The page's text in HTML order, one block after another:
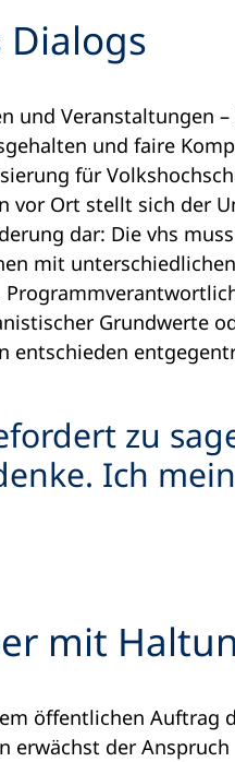
Dialogs
und Veranstaltungen
und faire
für
vor Ort stellt sich der
dar: Die vhs
mit
Grundwerte
entschieden
zu
Ich
mit
öffentlichen Auftrag
erwächst der Anspruch